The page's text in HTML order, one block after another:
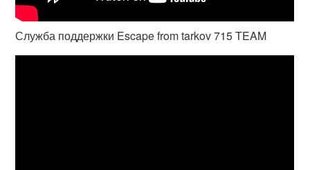
Служба поддержки Escape from tarkov 715 TEAM